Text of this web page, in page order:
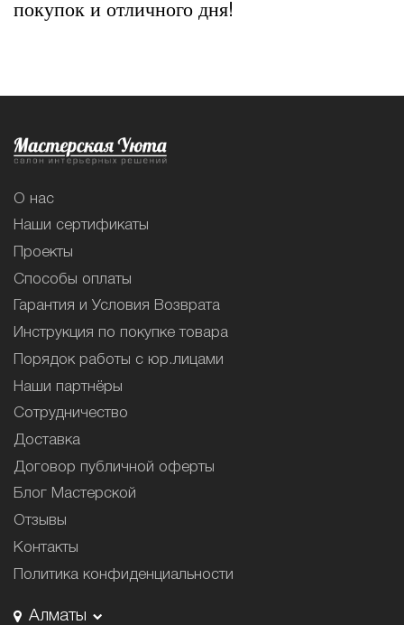
покупок и отличного дня!
О нас
Наши сертификаты
Проекты
Способы оплаты
Гарантия и Условия Возврата
Инструкция по покупке товара
Порядок работы с юр.лицами
Наши партнёры
Сотрудничество
Доставка
Договор публичной оферты
Блог Мастерской
Отзывы
Контакты
Политика конфиденциальности
Алматы